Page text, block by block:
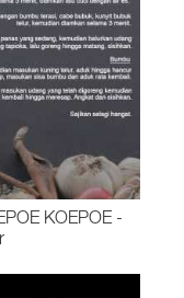
KOEPOE -